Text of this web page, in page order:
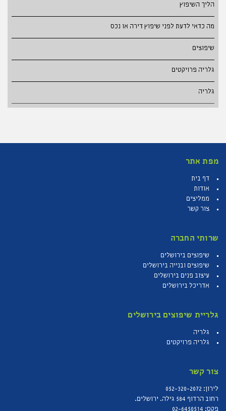
הליך השיפוץ
מה כדאי לדעת לפני שיפוץ דירה או נכס
שיפוצים
גלריה פרויקטים
גלריה
דף בית
אודות
ממליצים
שיפוצים בירושלים
שיפוצים ובנייה בירושלים
עיצוב פנים בירושלים
גלריה
לירון:052-320-2072
רחוב הרדוף 584 גילה. ירושלים.